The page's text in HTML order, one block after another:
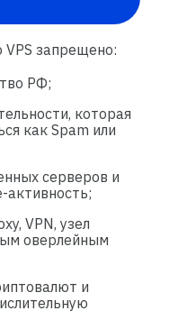
VPS запрещено:
РФ;
которая
как Spam или
серверов и
активность;
VPN, узел
оверлейным
и